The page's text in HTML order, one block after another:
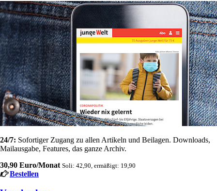
24/7: Sofortiger Zugang zu allen Artikeln und Beilagen. Downloads,
Mailausgabe, Features, das ganze Archiv.
30,90 Euro/Monat Soli: 42,90, ermäßigt: 19,90
Bestellen